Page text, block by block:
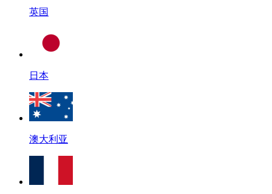
英国
日本
澳大利亚